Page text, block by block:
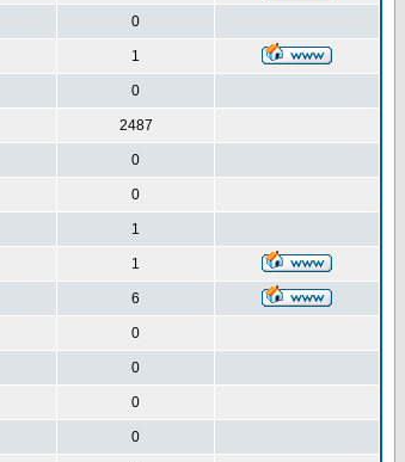
0
1
0
2487
0
0
1
1
6
0
0
0
0